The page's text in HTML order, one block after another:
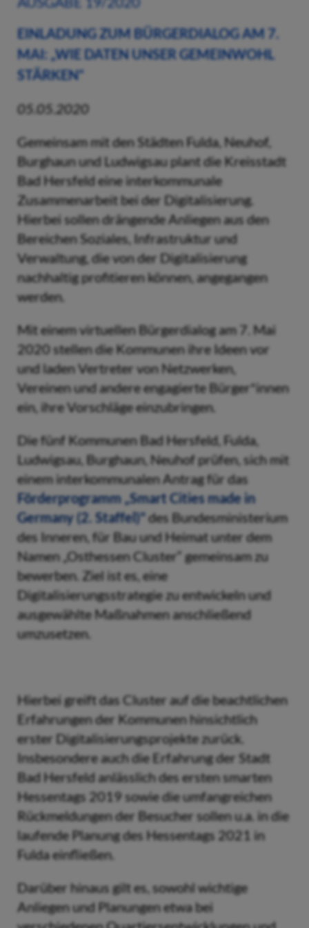
EINLADUNG ZUM BÜRGERDIALOG AM 7.
MAI: „WIE DATEN UNSER GEMEINWOHL
STÄRKEN“
05.05.2020
Gemeinsam mit den Städten Fulda, Neuhof,
Burghaun und Ludwigsau plant die Kreisstadt
Bad Hersfeld eine interkommunale
Zusammenarbeit bei der Digitalisierung.
Hierbei sollen drängende Anliegen aus den
Bereichen Soziales, Infrastruktur und
Verwaltung, die von der Digitalisierung
nachhaltig profitieren können, angegangen
werden.
Mit einem virtuellen Bürgerdialog am 7. Mai
2020 stellen die Kommunen ihre Ideen vor
und laden Vertreter von Netzwerken,
Vereinen und andere engagierte Bürger*innen
ein, ihre Vorschläge einzubringen.
Die fünf Kommunen Bad Hersfeld, Fulda,
Ludwigsau, Burghaun, Neuhof prüfen, sich mit
einem interkommunalen Antrag für das
Förderprogramm „Smart Cities made in
Germany (2. Staffel)"des Bundesministerium
des Inneren, für Bau und Heimat unter dem
Namen „Osthessen Cluster“ gemeinsam zu
bewerben. Ziel ist es, eine
Digitalisierungsstrategie zu entwickeln und
ausgewählte Maßnahmen anschließend
umzusetzen.
Hierbei greift das Cluster auf die beachtlichen
Erfahrungen der Kommunen hinsichtlich
erster Digitalisierungsprojekte zurück.
Insbesondere auch die Erfahrung der Stadt
Bad Hersfeld anlässlich des ersten smarten
Hessentags 2019 sowie die umfangreichen
Rückmeldungen der Besucher sollen u.a. in die
laufende Planung des Hessentags 2021 in
Fulda einfließen.
Darüber hinaus gilt es, sowohl wichtige
Anliegen und Planungen etwa bei